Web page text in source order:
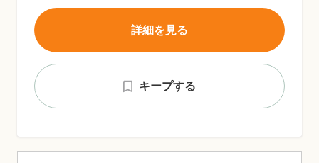
キープする
詳細を見る